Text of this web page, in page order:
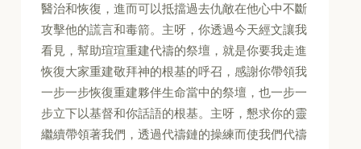
醫治和恢復，進而可以抵擋過去仇敵在他心中不斷
攻擊他的謊言和毒箭。主呀，你透過今天經文讓我
看見，幫助瑄瑄重建代禱的祭壇，就是你要我走進
恢復大家重建敬拜神的根基的呼召，感謝你帶領我
一步一步恢復重建夥伴生命當中的祭壇，也一步一
步立下以基督和你話語的根基。主呀，懇求你的靈
繼續帶領著我們，透過代禱鏈的操練而使我們代禱